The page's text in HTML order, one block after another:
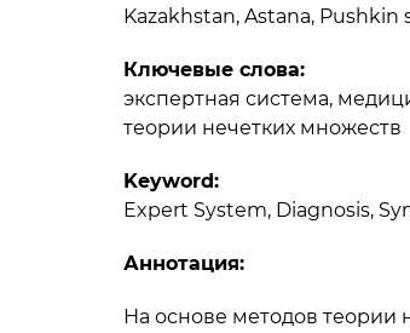
Kazakhstan, Astana, Pushkin
Ключевые слова:
экспертная система,
теории нечетких множеств
Keyword:
Expert System, Diagnosis,
Аннотация:
На основе методов теории